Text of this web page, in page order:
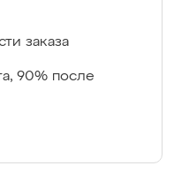
заказа
90% после